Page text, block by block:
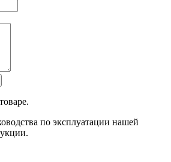
по эксплуатации нашей